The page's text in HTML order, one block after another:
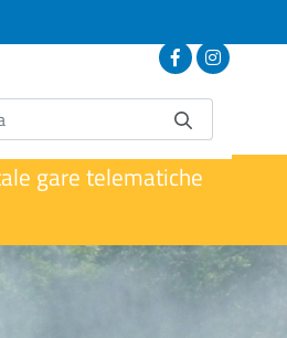
gare telematiche